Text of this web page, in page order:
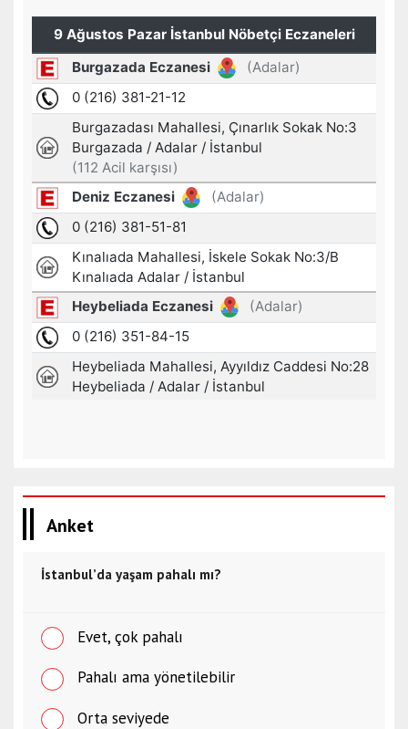
Anket
İstanbul’da yaşam pahalı mı?
Evet, çok pahalı
Pahalı ama yönetilebilir
Orta seviyede